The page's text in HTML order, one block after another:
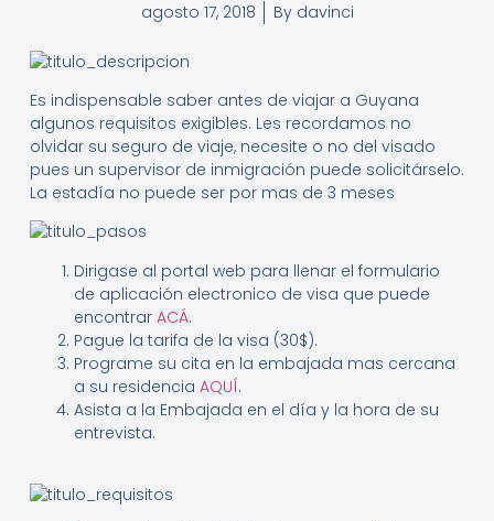
agosto 17, 2018 Bydavinci
Es indispensable saber antes de viajar a Guyana
algunos requisitos exigibles. Les recordamos no
olvidar su seguro de viaje, necesite o no del visado
pues un supervisor de inmigración puede solicitárselo.
La estadía no puede ser por mas de 3 meses
Dirigase al portal web para llenar el formulario
de aplicación electronico de visa que puede
encontrar ACÁ.
Pague la tarifa de la visa (30$).
Programe su cita en la embajada mas cercana
a su residencia AQUÍ.
Asista a la Embajada en el día y la hora de su
entrevista.